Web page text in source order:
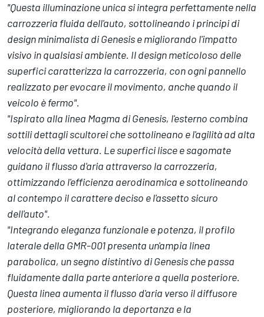
"Questa illuminazione unica si integra perfettamente nella
carrozzeria fluida dell'auto, sottolineando i principi di
design minimalista di Genesis e migliorando l'impatto
visivo in qualsiasi ambiente. Il design meticoloso delle
superfici caratterizza la carrozzeria, con ogni pannello
realizzato per evocare il movimento, anche quando il
veicolo è fermo".
"Ispirato alla linea Magma di Genesis, l'esterno combina
sottili dettagli scultorei che sottolineano e l'agilità ad alta
velocità della vettura. Le superfici lisce e sagomate
guidano il flusso d'aria attraverso la carrozzeria,
ottimizzando l'efficienza aerodinamica e sottolineando
al contempo il carattere deciso e l'assetto sicuro
dell'auto".
"Integrando eleganza funzionale e potenza, il profilo
laterale della GMR-001 presenta un'ampia linea
parabolica, un segno distintivo di Genesis che passa
fluidamente dalla parte anteriore a quella posteriore.
Questa linea aumenta il flusso d'aria verso il diffusore
posteriore, migliorando la deportanza e la